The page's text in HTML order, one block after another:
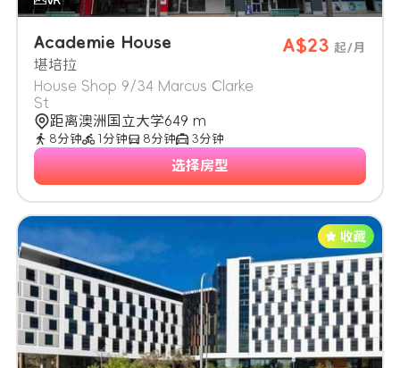
Academie House
堪培拉
House Shop 9/34 Marcus Clarke
St
A$23 起/月
距离澳洲国立大学649 m
8分钟 1分钟 8分钟 3分钟
选择房型